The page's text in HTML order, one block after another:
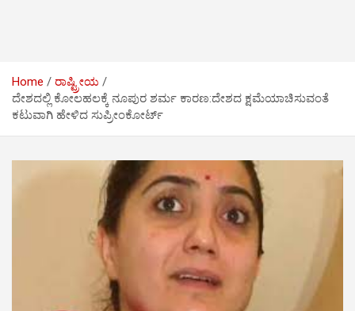
Home
ರಾಷ್ಟ್ರೀಯ
ದೇಶದಲ್ಲಿ ಕೋಲಹಲಕ್ಕೆ ನೂಪುರ ಶರ್ಮ ಕಾರಣ:ದೇಶದ ಕ್ಷಮೆಯಾಚಿಸುವಂತೆ
ಕಟುವಾಗಿ ಹೇಳಿದ ಸುಪ್ರೀಂಕೋರ್ಟ್